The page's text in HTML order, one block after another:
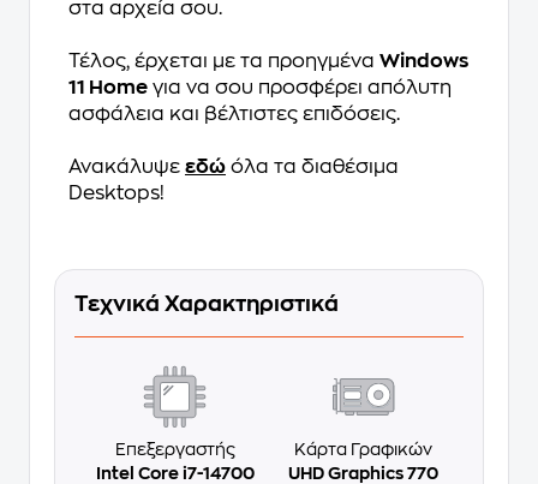
στα αρχεία σου.
Τέλος, έρχεται με τα προηγμένα Windows
11 Home για να σου προσφέρει απόλυτη
ασφάλεια και βέλτιστες επιδόσεις.
Ανακάλυψε εδώ όλα τα διαθέσιμα
Desktops!
Τεχνικά Χαρακτηριστικά
Επεξεργαστής
Intel Core i7-14700
Κάρτα Γραφικών
UHD Graphics 770